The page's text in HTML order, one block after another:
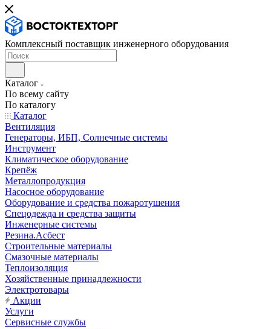
Комплексный поставщик инженерного оборудования
Каталог
По всему сайту
По каталогу
Каталог
Вентиляция
Генераторы, ИБП, Солнечные системы
Инструмент
Климатическое оборудование
Крепёж
Металлопродукция
Насосное оборудование
Оборудование и средства пожаротушения
Спецодежда и средства защиты
Инженерные системы
Резина.Асбест
Строительные материалы
Смазочные материалы
Теплоизоляция
Хозяйственные принадлежности
Электротовары
Акции
Услуги
Сервисные службы